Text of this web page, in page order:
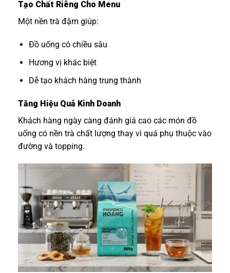
Tạo Chất Riêng Cho Menu
Một nền trà đậm giúp:
Đồ uống có chiều sâu
Hương vị khác biệt
Dễ tạo khách hàng trung thành
Tăng Hiệu Quả Kinh Doanh
Khách hàng ngày càng đánh giá cao các món đồ
uống có nền trà chất lượng thay vì quá phụ thuộc vào
đường và topping.